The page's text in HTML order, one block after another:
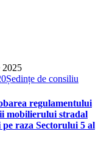
2025
Ședințe de consiliu
regulamentului
mobilierului stradal
raza Sectorului 5 al